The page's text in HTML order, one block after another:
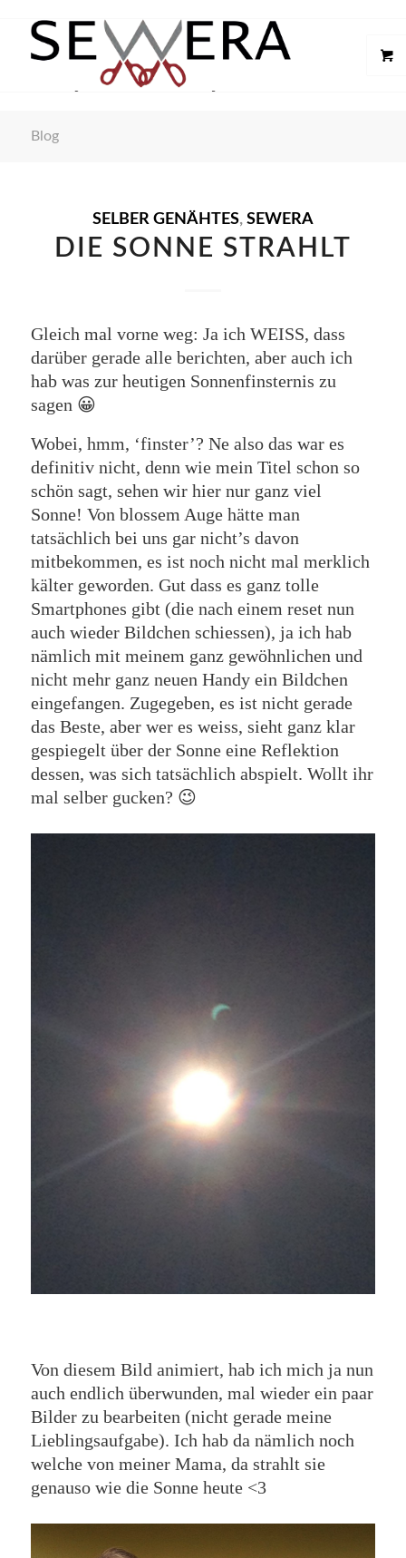
Blog
SELBER GENÄHTES, SEWERA
DIE SONNE STRAHLT
Gleich mal vorne weg: Ja ich WEISS, dass
darüber gerade alle berichten, aber auch ich
hab was zur heutigen Sonnenfinsternis zu
sagen 😀
Wobei, hmm, ‘finster’? Ne also das war es
definitiv nicht, denn wie mein Titel schon so
schön sagt, sehen wir hier nur ganz viel
Sonne! Von blossem Auge hätte man
tatsächlich bei uns gar nicht’s davon
mitbekommen, es ist noch nicht mal merklich
kälter geworden. Gut dass es ganz tolle
Smartphones gibt (die nach einem reset nun
auch wieder Bildchen schiessen), ja ich hab
nämlich mit meinem ganz gewöhnlichen und
nicht mehr ganz neuen Handy ein Bildchen
eingefangen. Zugegeben, es ist nicht gerade
das Beste, aber wer es weiss, sieht ganz klar
gespiegelt über der Sonne eine Reflektion
dessen, was sich tatsächlich abspielt. Wollt ihr
mal selber gucken? 😉
Von diesem Bild animiert, hab ich mich ja nun
auch endlich überwunden, mal wieder ein paar
Bilder zu bearbeiten (nicht gerade meine
Lieblingsaufgabe). Ich hab da nämlich noch
welche von meiner Mama, da strahlt sie
genauso wie die Sonne heute <3